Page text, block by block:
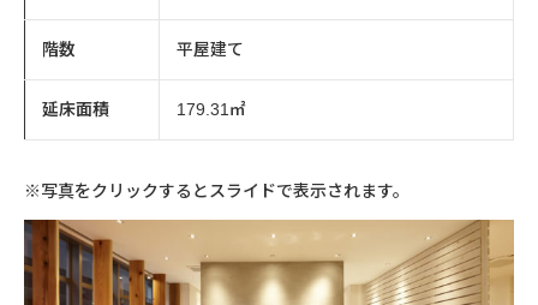
階数 平屋建て
延床面積 179.31㎡
※写真をクリックするとスライドで表示されます。